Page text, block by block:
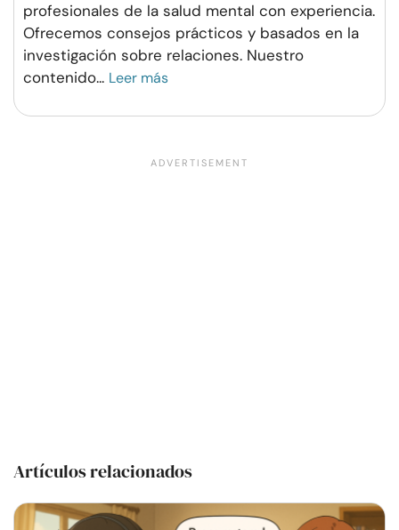
profesionales de la salud mental con experiencia.
Ofrecemos consejos prácticos y basados en la
investigación sobre relaciones. Nuestro
contenido... Leer más
Artículos relacionados